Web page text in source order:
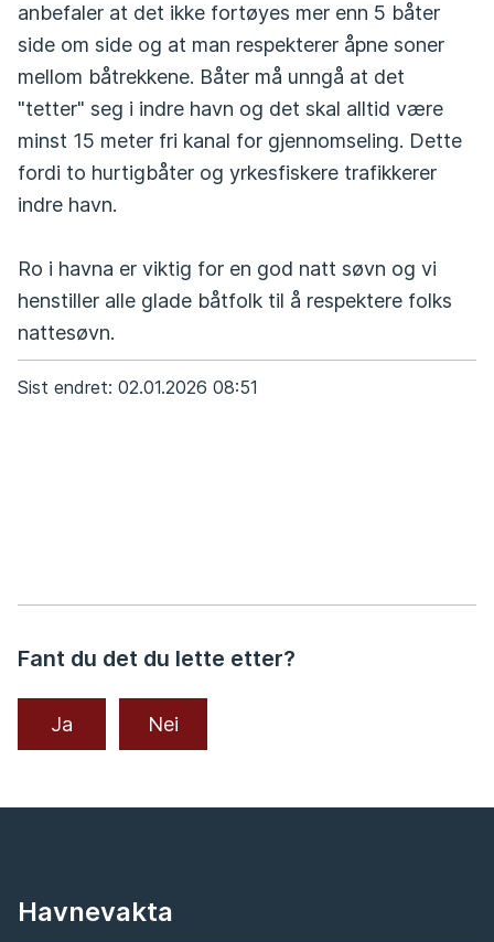
anbefaler at det ikke fortøyes mer enn 5 båter
side om side og at man respekterer åpne soner
mellom båtrekkene. Båter må unngå at det
"tetter" seg i indre havn og det skal alltid være
minst 15 meter fri kanal for gjennomseling. Dette
fordi to hurtigbåter og yrkesfiskere trafikkerer
indre havn.
Ro i havna er viktig for en god natt søvn og vi
henstiller alle glade båtfolk til å respektere folks
nattesøvn.
Sist endret 02.01.2026 08:51
Fant du det du lette etter?
Ja Nei
Havnevakta